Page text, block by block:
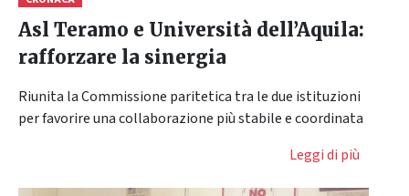
Asl Teramo e Università dell’Aquila:
rafforzare la sinergia
Riunita la Commissione paritetica tra le due istituzioni
per favorire una collaborazione più stabile e coordinata
Leggi di più